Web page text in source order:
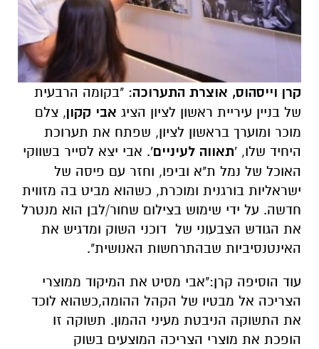
קרן וייסהוס, אוצרת התערוכה: "בקומה הרבעית
של בניין עיריית ראשון לציון הציג אבי קקון, צלם
מוכר ומוערך בראשון לציון, שפתח את תערוכת
היחיד שלו, 'תאווה לעיניים'. אבי יצא לסייר בשווקי
האוכל של נמל ת"א וביפו, וחזר עם פיסה של
ישראליות בורגנית ומוכרת, כשהוא מביט בה מזווית
חדשה. על ידי שימוש בצילום שחור/לבן הוא מנטרל
את הגודש הצבעוני של דוכני השוק ומדגיש את
האינטנסיביות שבהתרחשות האנושית".
עוד הוסיפה קרן:"אבי מסיט את המיקוד ממוצרי
הצריכה אל מבטיו של הקהל ההומה,כשהוא לוכד
את התשוקה הניבטת מעיני ההמון. תשוקה זו
הופכת את מוצרי הצריכה המוצעים בשוק